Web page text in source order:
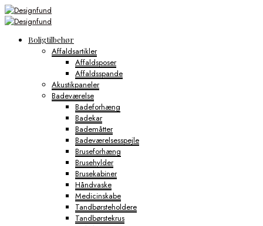
Boligtilbehør
Affaldsartikler
Affaldsposer
Affaldsspande
Akustikpaneler
Badeværelse
Badeforhæng
Badekar
Bademåtter
Badeværelsesspejle
Bruseforhæng
Brusehylder
Brusekabiner
Håndvaske
Medicinskabe
Tandbørsteholdere
Tandbørstekrus